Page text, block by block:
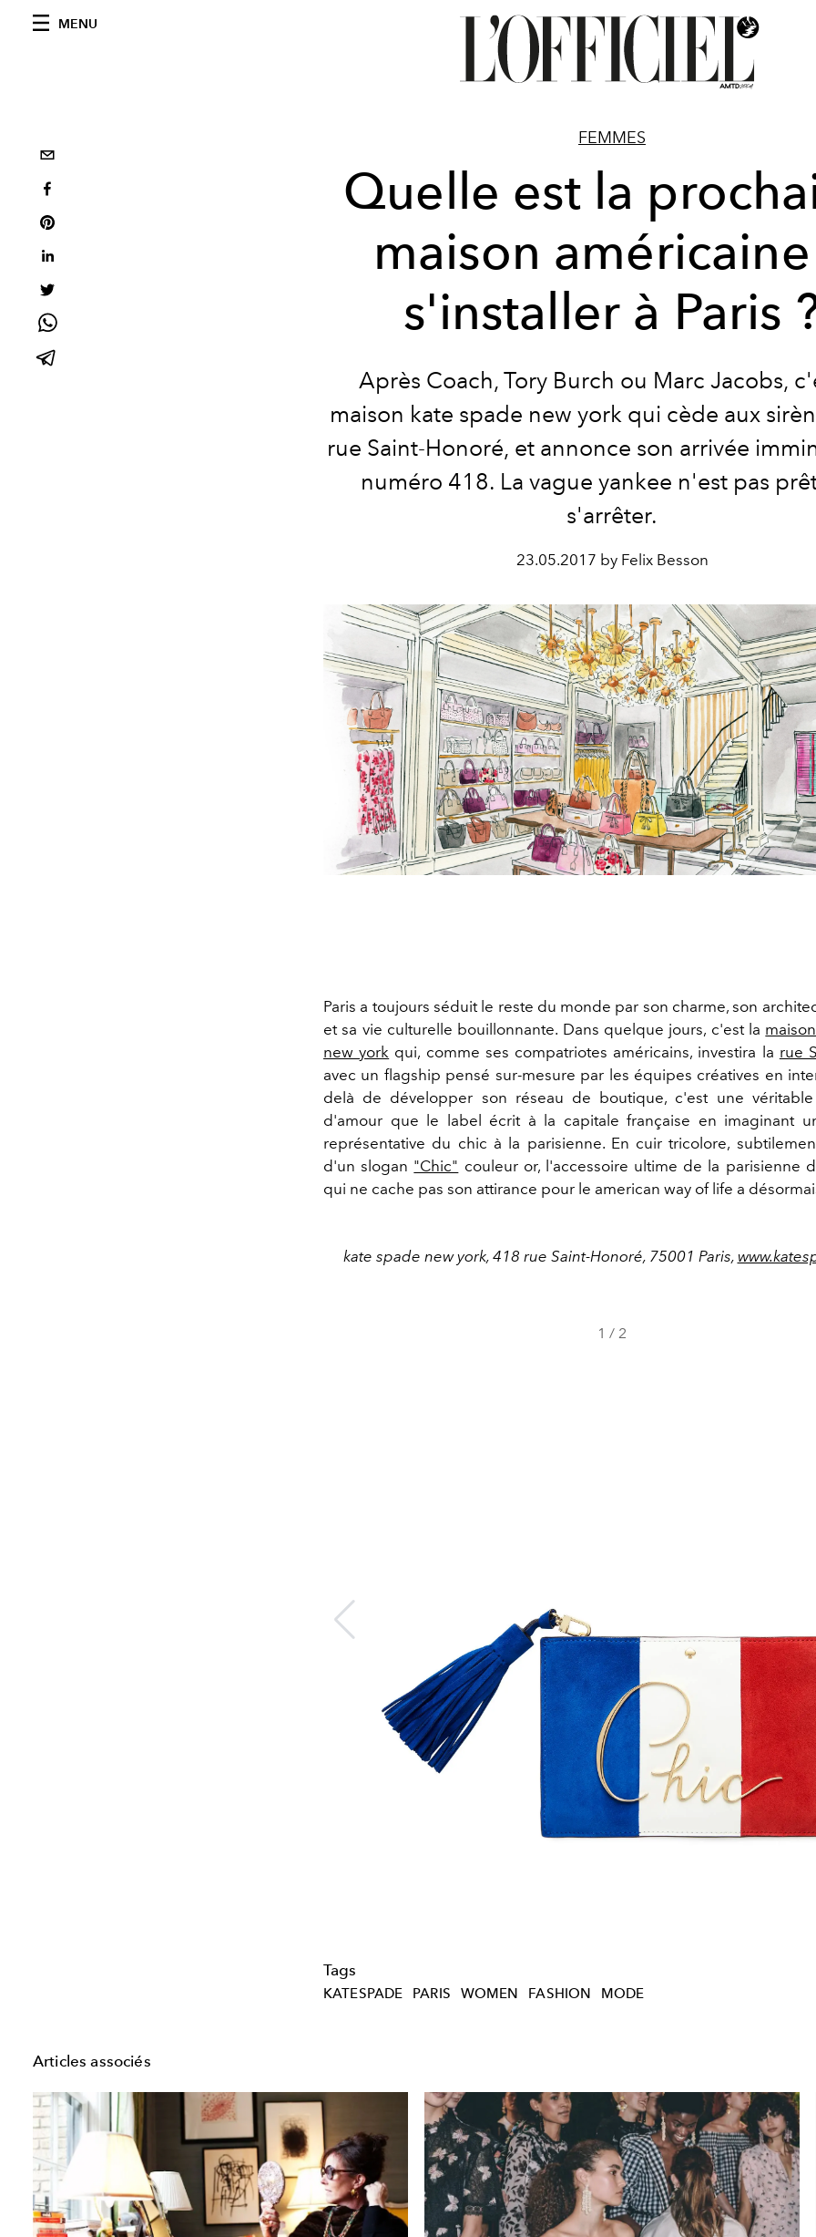
MENU
FEMMES
Quelle est la
maison
s'installer à Paris
Après Coach, Tory Burch ou Marc Jacobs,
maison kate spade new york qui cède aux
rue Saint-Honoré, et annonce son arrivée
numéro 418. La vague yankee n'est pas
s'arrêter.
23.05.2017 by Felix Besson
Paris a toujours séduit le reste du monde par son charme, son
et sa vie culturelle bouillonnante. Dans quelque jours, c'est la
new york qui, comme ses compatriotes américains, investira la rue
avec un flagship pensé sur-mesure par les équipes créatives en
delà de développer son réseau de boutique, c'est une véritable
d'amour que le label écrit à la capitale française en imaginant
représentative du chic à la parisienne. En cuir tricolore,
d'un slogan "Chic" couleur or, l'accessoire ultime de la parisienne
qui ne cache pas son attirance pour le american way of life a
kate spade new york, 418 rue Saint-Honoré, 75001 Paris,
1 / 2
Tags
KATESPADE PARIS WOMEN FASHION MODE
Articles associés